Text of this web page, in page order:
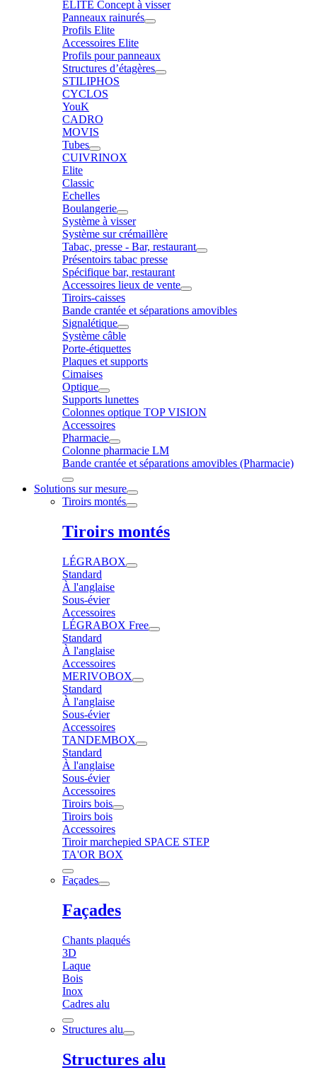
ELITE Concept à visser
Panneaux rainurés
Profils Elite
Accessoires Elite
Profils pour panneaux
Structures d’étagères
STILIPHOS
CYCLOS
YouK
CADRO
MOVIS
Tubes
CUIVRINOX
Elite
Classic
Echelles
Boulangerie
Système à visser
Système sur crémaillère
Tabac, presse - Bar, restaurant
Présentoirs tabac presse
Spécifique bar, restaurant
Accessoires lieux de vente
Tiroirs-caisses
Bande crantée et séparations amovibles
Signalétique
Système câble
Porte-étiquettes
Plaques et supports
Cimaises
Optique
Supports lunettes
Colonnes optique TOP VISION
Accessoires
Pharmacie
Colonne pharmacie LM
Bande crantée et séparations amovibles (Pharmacie)
Solutions sur mesure
Tiroirs montés
Tiroirs montés
LÉGRABOX
Standard
À l'anglaise
Sous-évier
Accessoires
LÉGRABOX Free
Standard
À l'anglaise
Accessoires
MERIVOBOX
Standard
À l'anglaise
Sous-évier
Accessoires
TANDEMBOX
Standard
À l'anglaise
Sous-évier
Accessoires
Tiroirs bois
Tiroirs bois
Accessoires
Tiroir marchepied SPACE STEP
TA'OR BOX
Façades
Façades
Chants plaqués
3D
Laque
Bois
Inox
Cadres alu
Structures alu
Structures alu